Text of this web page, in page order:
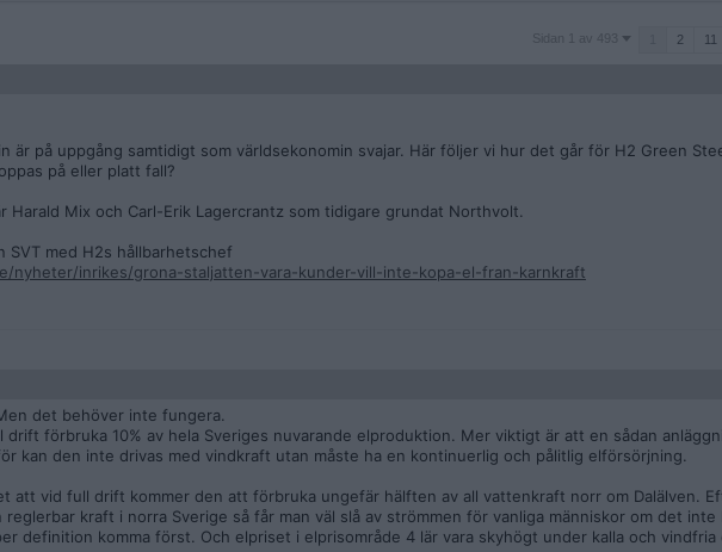
Sidan
Sidan 1 av 493 2 11
är på uppgång samtidigt som världsekonomin svajar. Här följer vi hur det går för H2 Green
på eller platt fall?
Harald Mix och Carl-Erik Lagercrantz som tidigare grundat Northvolt.
SVT med H2s hållbarhetschef
nyheter/inrikes/grona-staljatten-vara-kunder-vill-inte-kopa-el-fran-karnkraft
det behöver inte fungera.
drift förbruka 10% av hela Sveriges nuvarande elproduktion. Mer viktigt är att en sådan
kan den inte drivas med vindkraft utan måste ha en kontinuerlig och pålitlig elförsörjning.
att vid full drift kommer den att förbruka ungefär hälften av all vattenkraft norr om Dalälven.
reglerbar kraft i norra Sverige så får man väl slå av strömmen för vanliga människor om det inte
definition komma först. Och elpriset i elprisområde 4 lär vara skyhögt under kalla och vindfria